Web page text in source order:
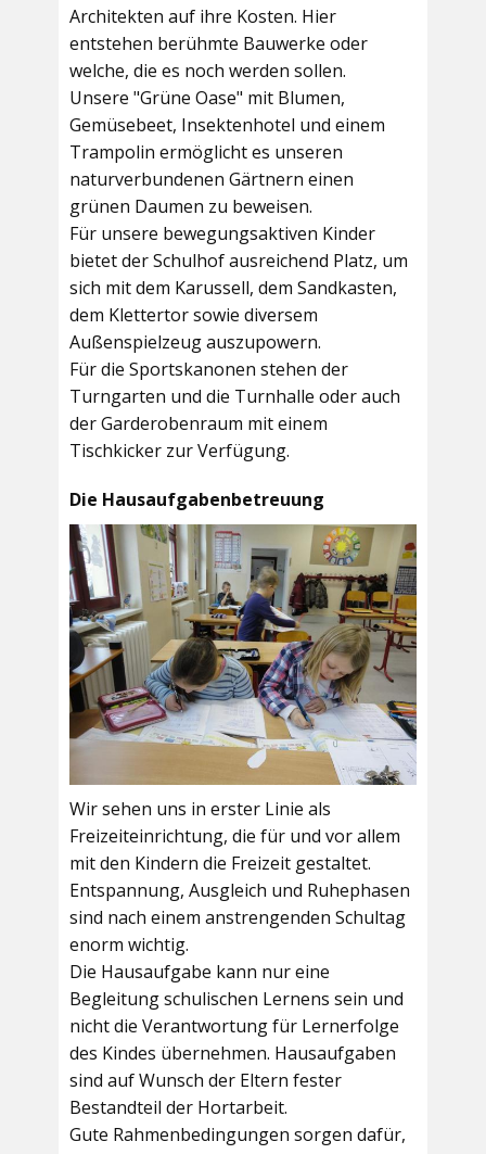
Architekten auf ihre Kosten. Hier
entstehen berühmte Bauwerke oder
welche, die es noch werden sollen.
Unsere "Grüne Oase" mit Blumen,
Gemüsebeet, Insektenhotel und einem
Trampolin ermöglicht es unseren
naturverbundenen Gärtnern einen
grünen Daumen zu beweisen.
Für unsere bewegungsaktiven Kinder
bietet derSchulhofausreichend Platz, um
sich mit dem Karussell, dem Sandkasten,
dem Klettertor sowie diversem
Außenspielzeug auszupowern.
Für die Sportskanonen stehen der
Turngarten und die Turnhalle oder auch
derGarderobenraum mit einem
Tischkicker zur Verfügung.
Die Hausaufgabenbetreuung
Wir sehen uns in erster Linie als
Freizeiteinrichtung, die für und vor allem
mit den Kindern die Freizeit gestaltet.
Entspannung, Ausgleich und Ruhephasen
sind nach einem anstrengenden Schultag
enorm wichtig.
Die Hausaufgabe kann nur eine
Begleitung schulischen Lernens sein und
nicht die Verantwortung für Lernerfolge
des Kindes übernehmen. Hausaufgaben
sind auf Wunsch der Eltern fester
Bestandteil der Hortarbeit.
Gute Rahmenbedingungen sorgen dafür,